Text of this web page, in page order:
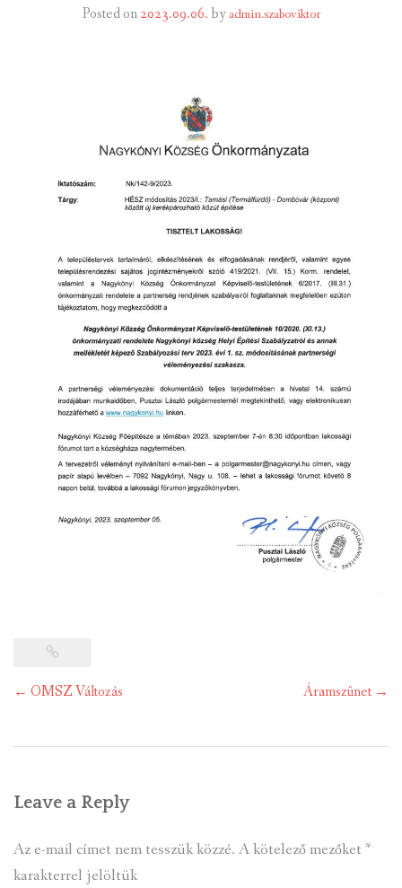
LETÖLTHETŐ NYOMTATVÁNYOK
TELEPÜLÉSIKÉPVISELŐI VAGYONNYILATKOZATOK – 2026.
ROMA NEMZETISÉGI ÖNKORMÁNYZATI KÉPVISELŐK
Posted on2023.09.06.by admin.szaboviktor
Post
← OMSZ Változás Áramszünet →
Leave a Reply
Az e-mail címet nem tesszük közzé. A kötelező mezőket *
karakterrel jelöltük